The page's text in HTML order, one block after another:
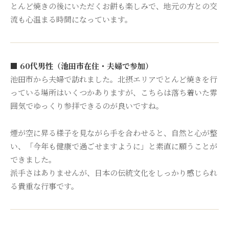
とんど焼きの後にいただくお餅も楽しみで、地元の方との交
流も心温まる時間になっています。
■ 60代男性（池田市在住・夫婦で参加）
池田市から夫婦で訪れました。北摂エリアでとんど焼きを行
っている場所はいくつかありますが、こちらは落ち着いた雰
囲気でゆっくり参拝できるのが良いですね。
煙が空に昇る様子を見ながら手を合わせると、自然と心が整
い、「今年も健康で過ごせますように」と素直に願うことが
できました。
派手さはありませんが、日本の伝統文化をしっかり感じられ
る貴重な行事です。